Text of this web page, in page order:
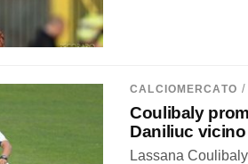
CALCIOMERCATO /
Coulibaly
Daniliuc
Lassana